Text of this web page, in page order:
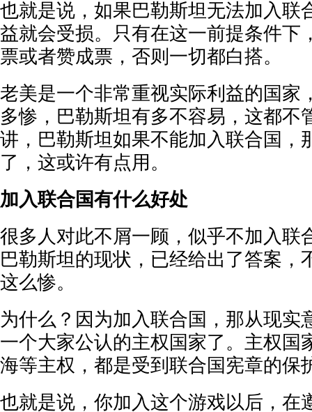
也就是说，如果巴勒斯坦无法加入联
益就会受损。只有在这一前提条件下
票或者赞成票，否则一切都白搭。
老美是一个非常重视实际利益的国家
多惨，巴勒斯坦有多不容易，这都不
讲，巴勒斯坦如果不能加入联合国，
了，这或许有点用。
加入联合国有什么好处
很多人对此不屑一顾，似乎不加入联
巴勒斯坦的现状，已经给出了答案，
这么惨。
为什么？因为加入联合国，那从现实
一个大家公认的主权国家了。主权国
海等主权，都是受到联合国宪章的保
也就是说，你加入这个游戏以后，在